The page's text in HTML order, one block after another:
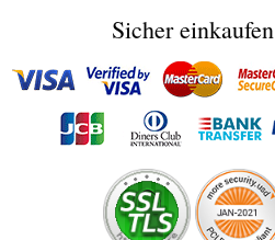
Sicher einkaufen